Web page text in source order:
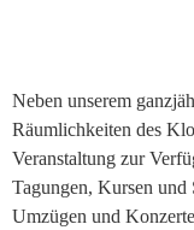
Neben unserem
Räumlichkeiten des
Veranstaltung zur
Tagungen, Kursen und
Umzügen und